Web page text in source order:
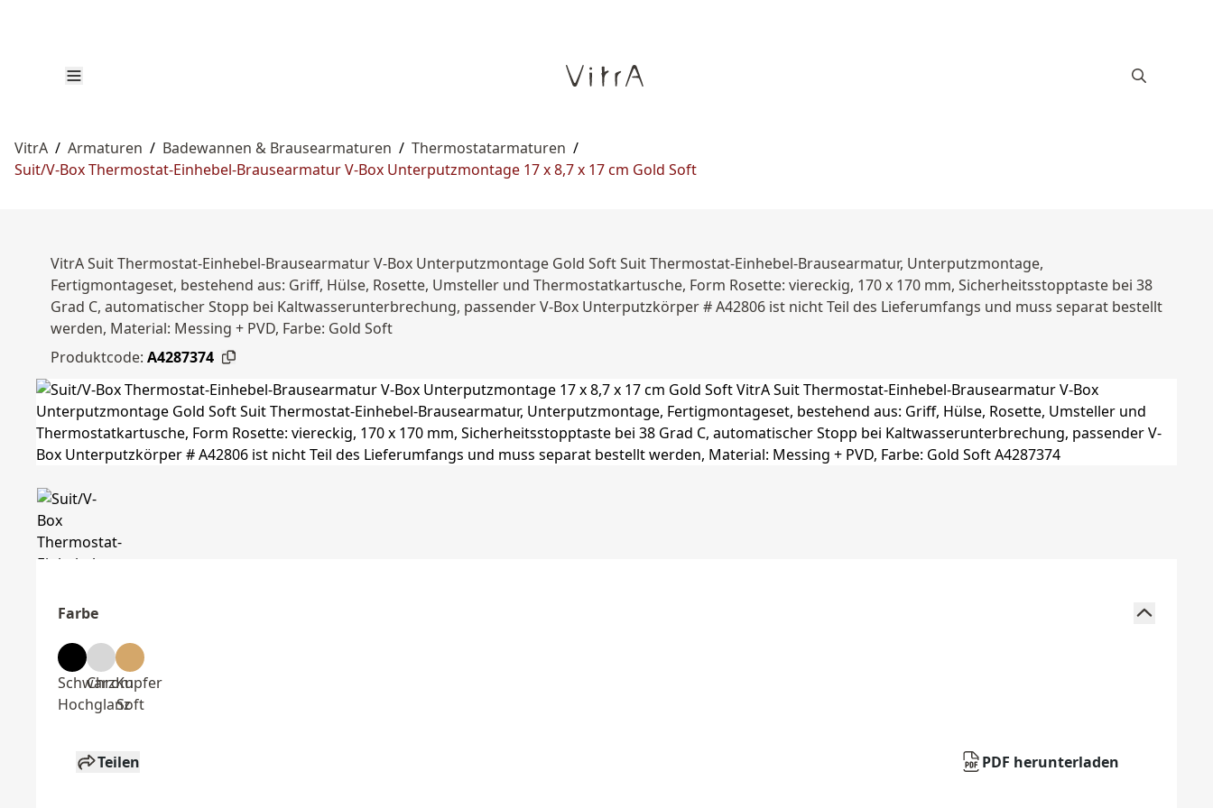
VitrA / Armaturen / Badewannen & Brausearmaturen / Thermostatarmaturen /
Suit/V-Box Thermostat-Einhebel-Brausearmatur V-Box Unterputzmontage 17 x 8,7 x 17 cm Gold Soft
VitrA Suit Thermostat-Einhebel-Brausearmatur V-Box Unterputzmontage Gold Soft Suit Thermostat-Einhebel-Brausearmatur, Unterputzmontage,
Fertigmontageset, bestehend aus: Griff, Hülse, Rosette, Umsteller und Thermostatkartusche, Form Rosette: viereckig, 170 x 170 mm, Sicherheitsstopptaste bei 38
Grad C, automatischer Stopp bei Kaltwasserunterbrechung, passender V-Box Unterputzkörper # A42806 ist nicht Teil des Lieferumfangs und muss separat bestellt
werden, Material: Messing + PVD, Farbe: Gold Soft
Produktcode: A4287374
Farbe
Schwarz
Hochglanz
ChromKupfer
Soft
Teilen PDF herunterladen